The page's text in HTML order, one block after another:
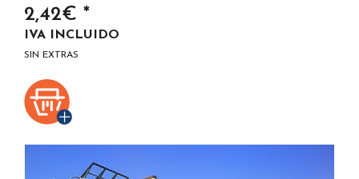
2,42€ *
IVA INCLUIDO
SIN EXTRAS